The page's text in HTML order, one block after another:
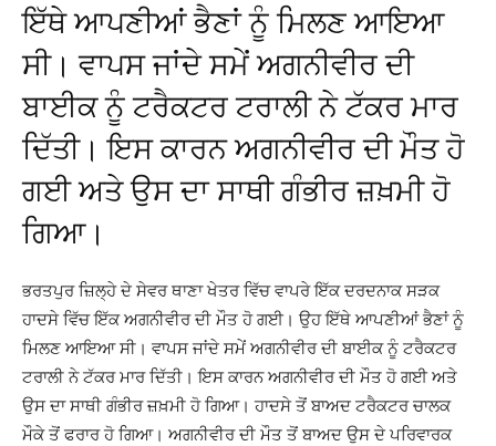
ਇੱਥੇ ਆਪਣੀਆਂ ਭੈਣਾਂ ਨੂੰ ਮਿਲਣ ਆਇਆ
ਸੀ। ਵਾਪਸ ਜਾਂਦੇ ਸਮੇਂ ਅਗਨੀਵੀਰ ਦੀ
ਬਾਈਕ ਨੂੰ ਟਰੈਕਟਰ ਟਰਾਲੀ ਨੇ ਟੱਕਰ ਮਾਰ
ਦਿੱਤੀ। ਇਸ ਕਾਰਨ ਅਗਨੀਵੀਰ ਦੀ ਮੌਤ ਹੋ
ਗਈ ਅਤੇ ਉਸ ਦਾ ਸਾਥੀ ਗੰਭੀਰ ਜ਼ਖ਼ਮੀ ਹੋ
ਗਿਆ।
ਭਰਤਪੁਰ ਜ਼ਿਲ੍ਹੇ ਦੇ ਸੇਵਰ ਥਾਣਾ ਖੇਤਰ ਵਿੱਚ ਵਾਪਰੇ ਇੱਕ ਦਰਦਨਾਕ ਸੜਕ
ਹਾਦਸੇ ਵਿੱਚ ਇੱਕ ਅਗਨੀਵੀਰ ਦੀ ਮੌਤ ਹੋ ਗਈ। ਉਹ ਇੱਥੇ ਆਪਣੀਆਂ ਭੈਣਾਂ ਨੂੰ
ਮਿਲਣ ਆਇਆ ਸੀ। ਵਾਪਸ ਜਾਂਦੇ ਸਮੇਂ ਅਗਨੀਵੀਰ ਦੀ ਬਾਈਕ ਨੂੰ ਟਰੈਕਟਰ
ਟਰਾਲੀ ਨੇ ਟੱਕਰ ਮਾਰ ਦਿੱਤੀ। ਇਸ ਕਾਰਨ ਅਗਨੀਵੀਰ ਦੀ ਮੌਤ ਹੋ ਗਈ ਅਤੇ
ਉਸ ਦਾ ਸਾਥੀ ਗੰਭੀਰ ਜ਼ਖ਼ਮੀ ਹੋ ਗਿਆ। ਹਾਦਸੇ ਤੋਂ ਬਾਅਦ ਟਰੈਕਟਰ ਚਾਲਕ
ਮੌਕੇ ਤੋਂ ਫਰਾਰ ਹੋ ਗਿਆ। ਅਗਨੀਵੀਰ ਦੀ ਮੌਤ ਤੋਂ ਬਾਅਦ ਉਸ ਦੇ ਪਰਿਵਾਰਕ